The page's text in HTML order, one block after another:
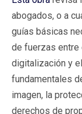
abogados, o a
guías básicas
de fuerzas entre
digitalización y
fundamentales
imagen, la
derechos de